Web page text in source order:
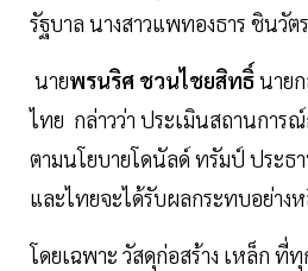
รัฐบาล นางสาวแพทองธาร ชินวัตร
นายพรนริศ ชวนไชยสิทธิ์นาย
ไทย กล่าวว่า ประเมินสถานการ
ตามนโยบายโดนัลด์ ทรัมป์ ประธ
และไทยจะได้รับผลกระทบอย่างห
โดยเฉพาะ วัสดุก่อสร้าง เหล็ก ที่